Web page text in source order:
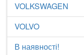
VOLKSWAGEN
VOLVO
В наявності!